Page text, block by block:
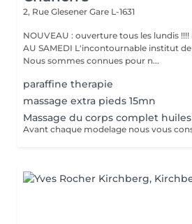
2, Rue Glesener Gare L-1631
NOUVEAU : ouverture tous les lundis !!!!
AU SAMEDI L'incontournable institut de beauté à Luxembourg.
Nous sommes connues pour n...
paraffine therapie
massage extra pieds 15mn
Massage du corps complet